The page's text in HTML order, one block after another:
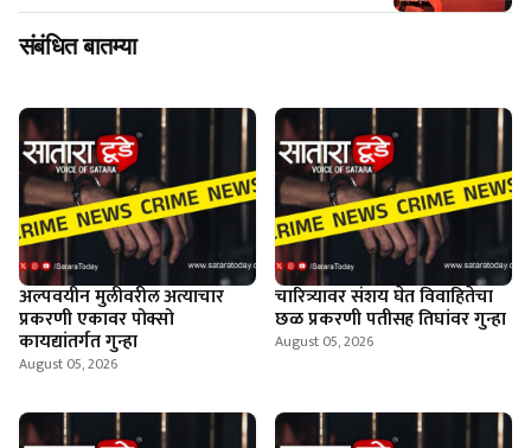
संबंधित बातम्या
अल्पवयीन मुलीवरील अत्याचार
प्रकरणी एकावर पोक्सो
कायद्यांतर्गत गुन्हा
August 05, 2026
चारित्र्यावर संशय घेत विवाहितेचा
छळ प्रकरणी पतीसह तिघांवर गुन्हा
August 05, 2026